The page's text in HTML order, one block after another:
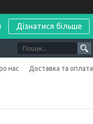
Дізнатися більше
нас Доставка та оплата